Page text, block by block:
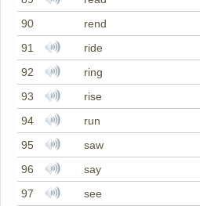
90
rend
91
ride
92
ring
93
rise
94
run
95
saw
96
say
97
see